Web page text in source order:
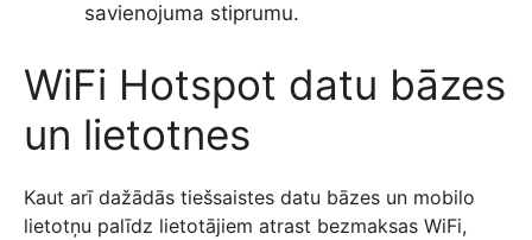
savienojuma stiprumu.
WiFi Hotspot datu bāzes
un lietotnes
Kaut arī dažādās tiešsaistes datu bāzes un mobilo
lietotņu palīdz lietotājiem atrast bezmaksas WiFi,